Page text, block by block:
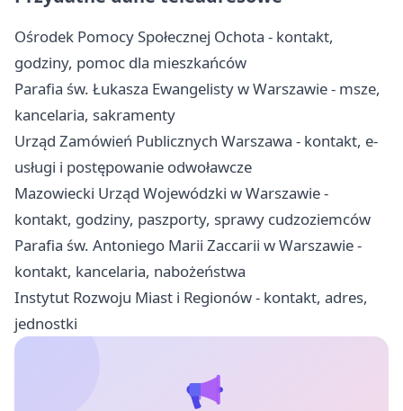
Ośrodek Pomocy Społecznej Ochota - kontakt,
godziny, pomoc dla mieszkańców
Parafia św. Łukasza Ewangelisty w Warszawie - msze,
kancelaria, sakramenty
Urząd Zamówień Publicznych Warszawa - kontakt, e-
usługi i postępowanie odwoławcze
Mazowiecki Urząd Wojewódzki w Warszawie -
kontakt, godziny, paszporty, sprawy cudzoziemców
Parafia św. Antoniego Marii Zaccarii w Warszawie -
kontakt, kancelaria, nabożeństwa
Instytut Rozwoju Miast i Regionów - kontakt, adres,
jednostki